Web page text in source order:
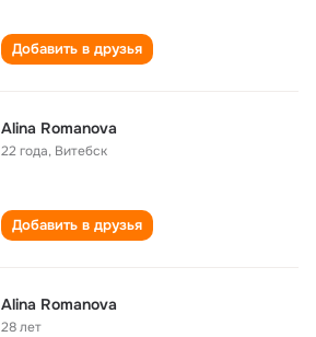
Добавить в друзья
Alina Romanova
22 года, Витебск
Добавить в друзья
Alina Romanova
28 лет